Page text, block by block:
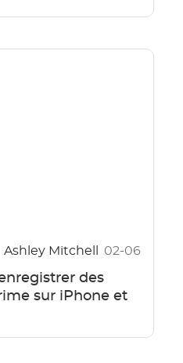
Ashley Mitchell 02-06
des
sur iPhone et